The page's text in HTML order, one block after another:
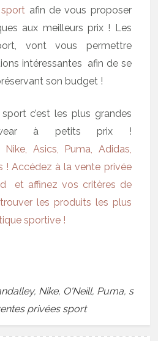
afin de vous proposer
aux meilleurs prix ! Les
vont vous permettre
intéressantes afin de se
son budget !
c’est les plus grandes
à petits prix !
Nike, Asics, Puma, Adidas,
! Accédez à la vente privée
et affinez vos critères de
les produits les plus
sportive !
, Nike, O'Neill, Puma, s
privées sport